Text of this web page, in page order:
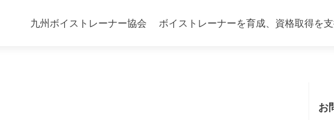
to
九州ボイストレーナー協会 ボイストレーナーを育成、資格取得を支
お